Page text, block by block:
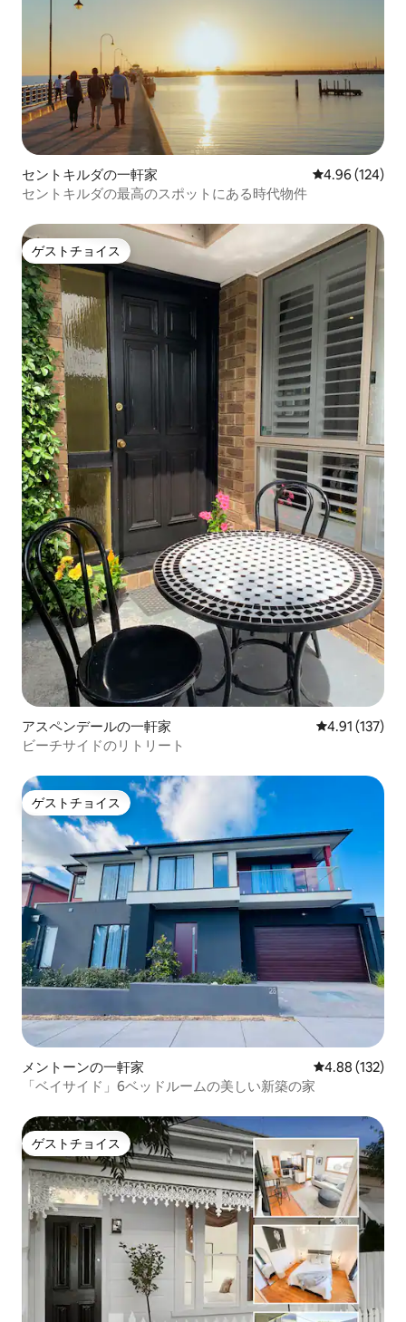
セントキルダの一軒家 レビュー124
4.96 (124)
セントキルダの最高のスポットにある時代物件
ゲストチョイス
ゲストチョイス
アスペンデールの一軒家 レビュー137
4.91 (137)
ビーチサイドのリトリート
ゲストチョイス
ゲストチョイス
メントーンの一軒家 レビュー132
4.88 (132)
「ベイサイド」6ベッドルームの美しい新築の家
ゲストチョイス
ゲストチョイス